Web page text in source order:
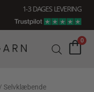
1-3 DAGES LEVERING
0
/ Selvklæbende